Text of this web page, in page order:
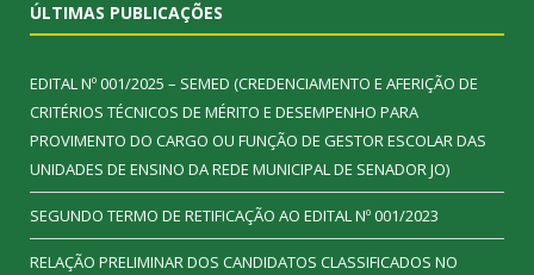
ÚLTIMAS PUBLICAÇÕES
EDITAL Nº 001/2025 – SEMED (CREDENCIAMENTO E AFERIÇÃO DE
CRITÉRIOS TÉCNICOS DE MÉRITO E DESEMPENHO PARA
PROVIMENTO DO CARGO OU FUNÇÃO DE GESTOR ESCOLAR DAS
UNIDADES DE ENSINO DA REDE MUNICIPAL DE SENADOR JO)
SEGUNDO TERMO DE RETIFICAÇÃO AO EDITAL Nº 001/2023
RELAÇÃO PRELIMINAR DOS CANDIDATOS CLASSIFICADOS NO